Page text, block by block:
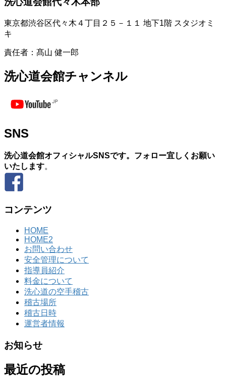
東京都渋谷区代々木４丁目２５－１１ 地下1階 スタジオミ
キ
責任者：髙山 健一郎
洗心道会館チャンネル
SNS
洗心道会館オフィシャルSNSです。フォロー宜しくお願い
いたします。
コンテンツ
HOME
HOME2
お問い合わせ
安全管理について
指導員紹介
料金について
洗心道の空手稽古
稽古場所
稽古日時
運営者情報
お知らせ
最近の投稿